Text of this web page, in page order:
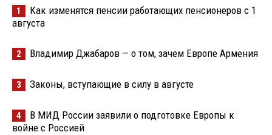
1
Как изменятся пенсии работающих пенсионеров с 1
августа
2 Владимир Джабаров — о том, зачем Европе Армения
3 Законы, вступающие в силу в августе
4
В МИД России заявили о подготовке Европы к
войне с Россией